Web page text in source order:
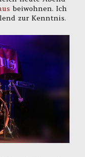
beiwohnen. Ich
zur Kenntnis.